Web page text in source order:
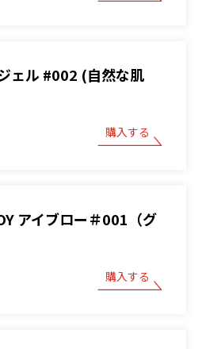
ェル #002 (自然な肌
購入する
アイブロー＃001（グ
購入する